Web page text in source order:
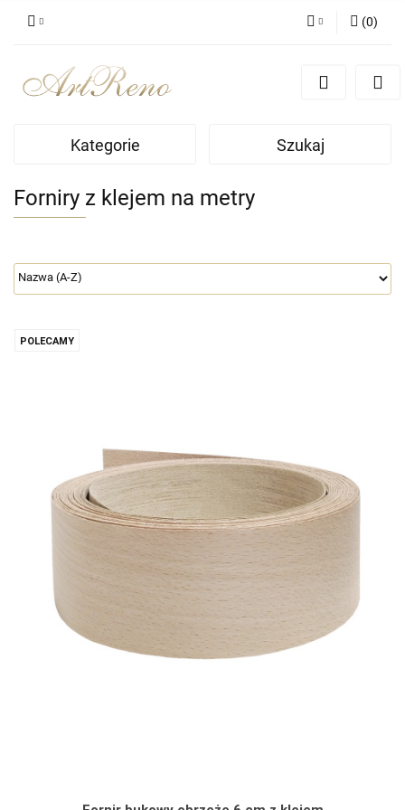
Zgody cookies
(0)
Kategorie Szukaj
Forniry z klejem na metry
POLECAMY